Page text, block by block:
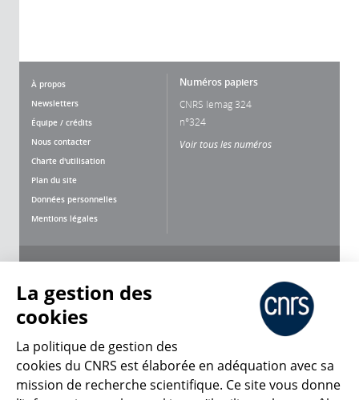
À propos
Newsletters
Équipe / crédits
Nous contacter
Charte d'utilisation
Plan du site
Données personnelles
Mentions légales
Numéros papiers
CNRS lemag 324
n°324
Voir tous les numéros
CNRS Le Mag
La gestion des
cookies
La politique de gestion des
cookies du CNRS est élaborée en adéquation avec sa
mission de recherche scientifique. Ce site vous donne